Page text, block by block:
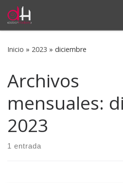
Saltar al contenido
Inicio » 2023 » diciembre
Archivos
mensuales:
2023
1 entrada